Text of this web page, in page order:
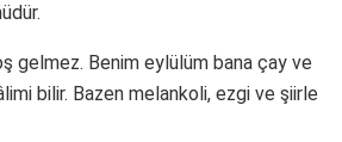
gelmez. Benim eylülüm bana çay ve
bilir. Bazen melankoli, ezgi ve şiirle